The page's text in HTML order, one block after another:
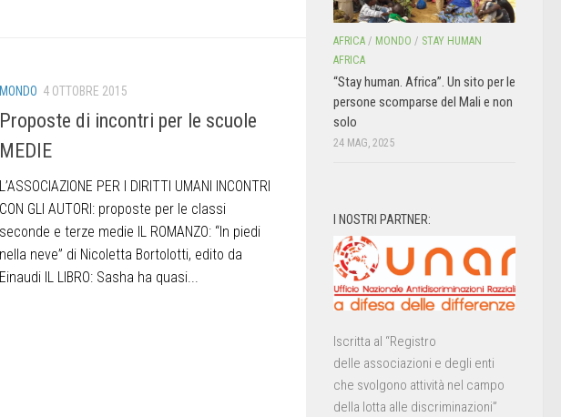
MONDO 4 OTTOBRE 2015
Proposte di incontri per le scuole
MEDIE
L’ASSOCIAZIONE PER I DIRITTI UMANI INCONTRI
CON GLI AUTORI: proposte per le classi
seconde e terze medie IL ROMANZO: “In piedi
nella neve” di Nicoletta Bortolotti, edito da
Einaudi IL LIBRO: Sasha ha quasi...
AFRICA / MONDO / STAY HUMAN
AFRICA
“Stay human. Africa”. Un sito per le
persone scomparse del Mali e non
solo
24 MAG, 2025
I NOSTRI PARTNER:
Iscritta al “Registro
delle associazioni e degli enti
che svolgono attività nel campo
della lotta alle discriminazioni”